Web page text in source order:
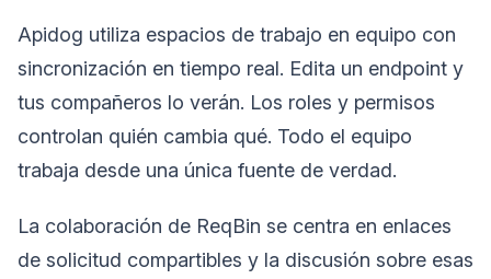
Apidog utiliza espacios de trabajo en equipo con
sincronización en tiempo real. Edita un endpoint y
tus compañeros lo verán. Los roles y permisos
controlan quién cambia qué. Todo el equipo
trabaja desde una única fuente de verdad.
La colaboración de ReqBin se centra en enlaces
de solicitud compartibles y la discusión sobre esas